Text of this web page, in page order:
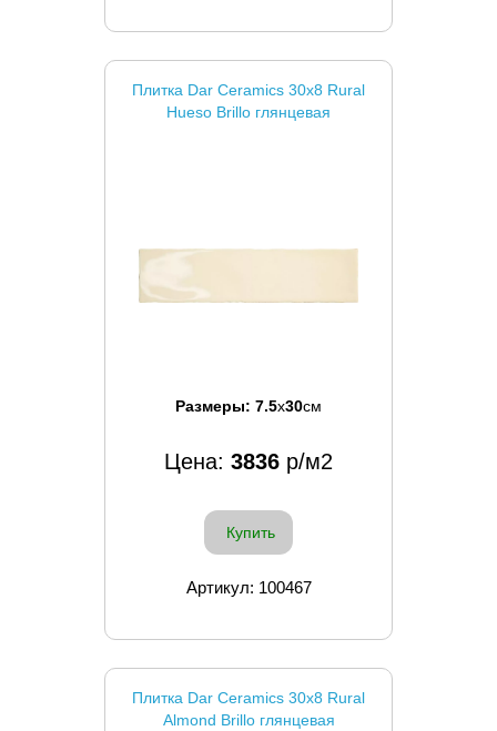
Плитка Dar Ceramics 30x8 Rural
Hueso Brillo глянцевая
Размеры: 7.5x30см
Цена: 3836 р/м2
Купить
Артикул: 100467
Плитка Dar Ceramics 30x8 Rural
Almond Brillo глянцевая